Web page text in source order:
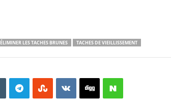
ÉLIMINER LES TACHES BRUNES TACHES DE VIEILLISSEMENT